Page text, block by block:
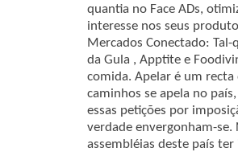
quantia no Face ADs,
interesse nos seus
Mercados Conectado:
da Gula , Apptite e
comida. Apelar é um
caminhos se apela no
essas petições por
verdade envergonham-
assembléias deste país